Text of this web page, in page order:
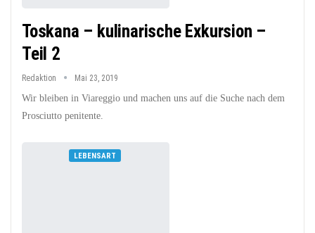
Toskana – kulinarische Exkursion –
Teil 2
Redaktion Mai 23, 2019
Wir bleiben in Viareggio und machen uns auf die Suche nach dem
Prosciutto penitente.
LEBENSART